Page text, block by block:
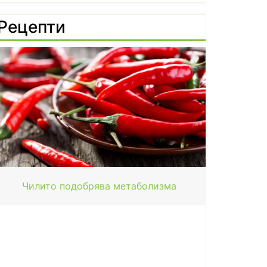
Чилито подобрява метаболизма